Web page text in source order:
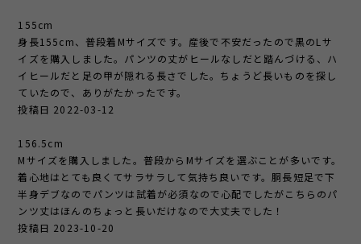
155cm
身長155cm、普段着Mサイズです。産後で不安だったので黒のLサ
イズを購入しました。パンツの丈がヒールなしだと踏んづける、ハ
イヒールだと足の甲が隠れる長さでした。ちょうど長いものを探し
ていたので、ありがたかったです。
投稿日 2022-03-12
156.5cm
Mサイズを購入しました。普段からMサイズを選ぶことが多いです。
着心地はとても良くてサラサラして気持ち良いです。胴長短足で下
半身デブなのでパンツは試着が必須なので心配でしたがこちらのパ
ンツ丈はほんのちょっと長いだけなので大丈夫でした！
投稿日 2023-10-20